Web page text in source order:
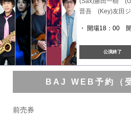
晋吾 (Key)友田ジ
・ 開場18：00
公演終了
BAJ WEB予約（
前売券